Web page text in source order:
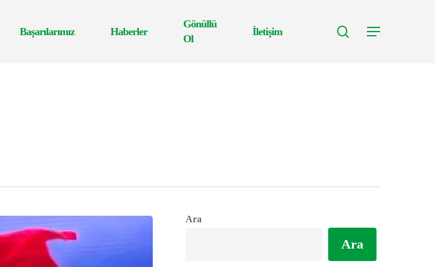
Başarılarımız Haberler
Gönüllü
Ol
İletişim search
Menu
Ara
Ara